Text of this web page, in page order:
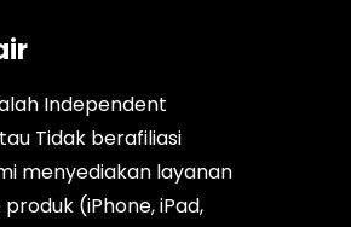
Independent
Tidak berafiliasi
menyediakan layanan
(iPhone, iPad,